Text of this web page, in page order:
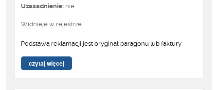
Uzasadnienie: nie
Widnieje w rejestrze
Podstawą reklamacji jest oryginał paragonu lub faktury
czytaj więcej